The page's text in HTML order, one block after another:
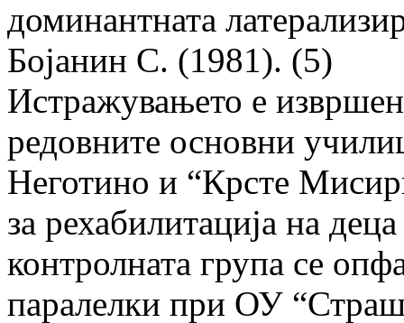
доминантната
Бојанин С. (1981). (5)
Истражувањето е
редовните основни
Неготино и “Крсте
за рехабилитација на
контролната група се
паралелки при ОУ